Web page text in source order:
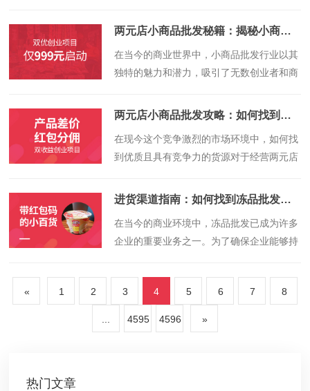
争激烈的市场中，如何挑选出优质的商品，
将通过深度解析两元店小商品批发市场的特
点，以及如何从多个维度挑选优质商品，为
两元店小商品批发秘籍：揭秘小商品进货渠道与策略
​在当今的商业世界中，小商品批发行业以其
独特的魅力和潜力，吸引了无数创业者和商
要一环，其进货渠道与策略的掌握，直接关
深入探讨两元店小商品批发的进货渠道、策
略以及相关注意事项，帮助读者掌握两元店
两元店小商品批发攻略：如何找到优质货源？
​在现今这个竞争激烈的市场环境中，如何找
到优质且具有竞争力的货源对于经营两元店
源不仅能确保商品的品质，还可以提高商家
对“两元店小商品批发攻略”进行深入探讨，
帮助商家找到优质货源，为经营之路打下坚
进货渠道指南：如何找到冻品批发的优质货源供应地
​在当今的商业环境中，冻品批发已成为许多
企业的重要业务之一。为了确保企业能够持
地显得尤为重要。本文将详细介绍如何根
据“进货渠道指南”找到冻品批发的优质货源
出。
« 1 2 3 4 5 6 7 8
4595 4596 »
热门文章